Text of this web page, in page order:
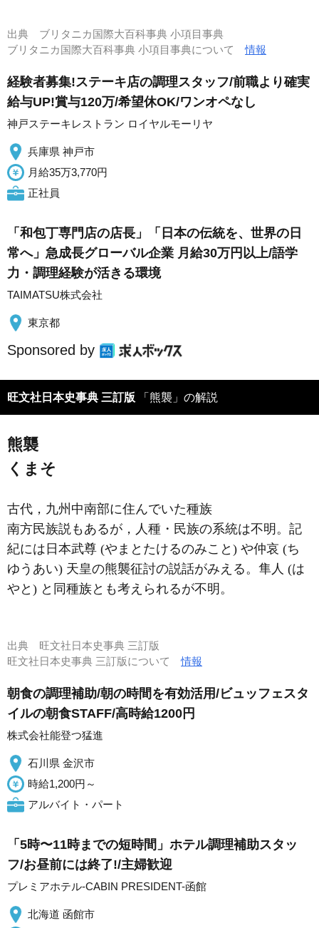
出典 ブリタニカ国際大百科事典 小項目事典
ブリタニカ国際大百科事典 小項目事典について情報
経験者募集!ステーキ店の調理スタッフ/前職より確実
給与UP!賞与120万/希望休OK/ワンオペなし
神戸ステーキレストラン ロイヤルモーリヤ
兵庫県 神戸市
月給35万3,770円
正社員
「和包丁専門店の店長」「日本の伝統を、世界の日
常へ」急成長グローバル企業 月給30万円以上/語学
力・調理経験が活きる環境
TAIMATSU株式会社
東京都
Sponsored by
旺文社日本史事典 三訂版 「熊襲」の解説
熊襲
くまそ
古代，九州中南部に住んでいた種族
南方民族説もあるが，人種・民族の系統は不明。記
紀には日本武尊 (やまとたけるのみこと) や仲哀 (ち
ゆうあい) 天皇の熊襲征討の説話がみえる。隼人 (は
やと) と同種族とも考えられるが不明。
出典 旺文社日本史事典 三訂版
旺文社日本史事典 三訂版について情報
朝食の調理補助/朝の時間を有効活用/ビュッフェスタ
イルの朝食STAFF/高時給1200円
株式会社能登つ猛進
石川県 金沢市
時給1,200円～
アルバイト・パート
「5時〜11時までの短時間」ホテル調理補助スタッ
フ/お昼前には終了!/主婦歓迎
プレミアホテル-CABIN PRESIDENT-函館
北海道 函館市